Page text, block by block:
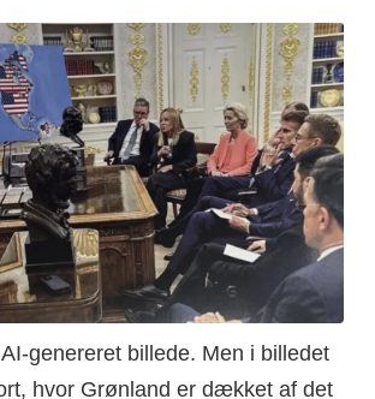
genereret billede. Men i billedet
hvor Grønland er dækket af det